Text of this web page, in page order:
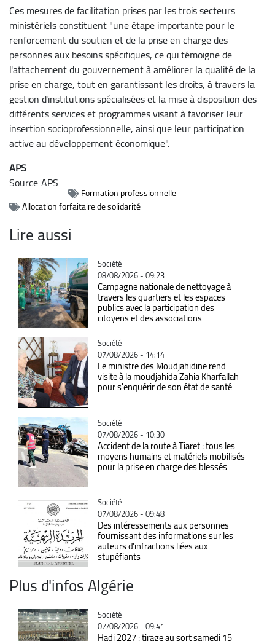
Ces mesures de facilitation prises par les trois secteurs
ministériels constituent "une étape importante pour le
renforcement du soutien et de la prise en charge des
personnes aux besoins spécifiques, ce qui témoigne de
l'attachement du gouvernement à améliorer la qualité de la
prise en charge, tout en garantissant les droits, à travers la
gestion d'institutions spécialisées et la mise à disposition des
différents services et programmes visant à favoriser leur
insertion socioprofessionnelle, ainsi que leur participation
active au développement économique".
APS
SourceAPS
Formation professionnelle
Allocation forfaitaire de solidarité
Lire aussi
Catégorie
Société
08/08/2026 - 09:23
Campagne nationale de nettoyage à
travers les quartiers et les espaces
publics avec la participation des
citoyens et des associations
Catégorie
Société
07/08/2026 - 14:14
Le ministre des Moudjahidine rend
visite à la moudjahida Zahia Kharfallah
pour s'enquérir de son état de santé
Catégorie
Société
07/08/2026 - 10:30
Accident de la route à Tiaret : tous les
moyens humains et matériels mobilisés
pour la prise en charge des blessés
Catégorie
Société
07/08/2026 - 09:48
Des intéressements aux personnes
fournissant des informations sur les
auteurs d’infractions liées aux
stupéfiants
Plus d'infos Algérie
Catégorie
Société
07/08/2026 - 09:41